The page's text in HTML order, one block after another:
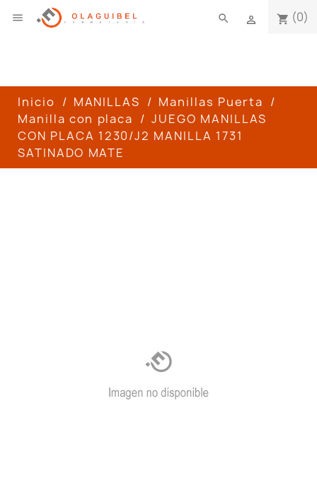
 shopping_cart (0)

search
Inicio MANILLAS
Manillas Puerta
Manilla con placa
JUEGO MANILLAS
CON PLACA 1230/J2 MANILLA 1731
SATINADO MATE